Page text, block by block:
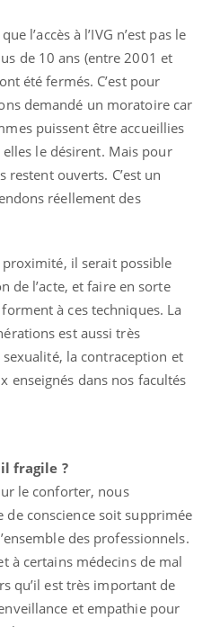
l’accès à l’IVG n’est pas le
de 10 ans (entre 2001 et
été fermés. C’est pour
demandé un moratoire car
puissent être accueillies
elles le désirent. Mais pour
restent ouverts. C’est un
réellement des
il serait possible
de l’acte, et faire en sorte
à ces techniques. La
est aussi très
la contraception et
enseignés dans nos facultés
fragile ?
le conforter, nous
de conscience soit supprimée
des professionnels.
à certains médecins de mal
qu’il est très important de
et empathie pour